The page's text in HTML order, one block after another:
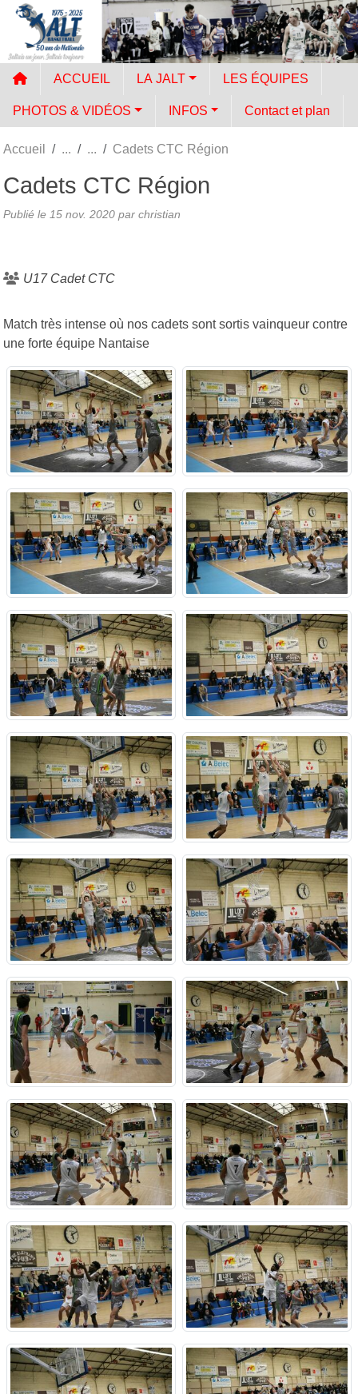
ACCUEIL LA JALT LES ÉQUIPES
PHOTOS & VIDÉOS INFOS Contact et plan
Accueil Cadets CTC Région
Cadets CTC Région
Publié le 15 nov. 2020 par christian
U17 Cadet CTC
Match très intense où nos cadets sont sortis vainqueur contre
une forte équipe Nantaise
Panneau de gestion des cookies